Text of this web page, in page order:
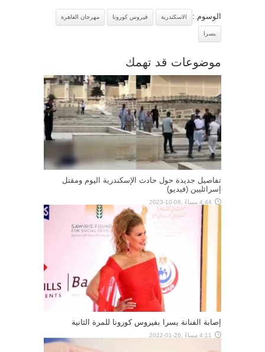
الوسوم : الاسكندرية فيروس كورونا مهرجان القاهرة
يسرا
موضوعات قد تهمك
تفاصيل جديدة حول حادث الإسكندرية اليوم ومقتل
إسرائليين (فيديو)
4:44 مساءً ,08-10-2023
إصابة الفنانة يسرا بفيروس كورونا للمرة الثانية
4:11 مساءً ,26-01-2022